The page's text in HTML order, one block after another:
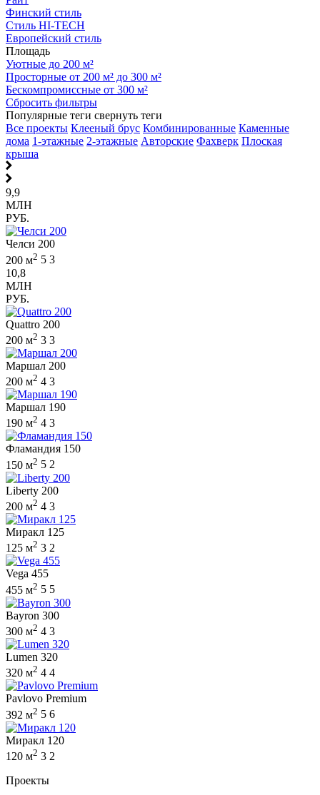
Финский стиль
Стиль HI-TECH
Европейский стиль
Площадь
Уютные до 200 м²
Просторные от 200 м² до 300 м²
Бескомпромиссные от 300 м²
Сбросить фильтры
Популярные теги свернуть теги
Все проекты Клееный брус Комбинированные Каменные
дома 1-этажные 2-этажные Авторские Фахверк Плоская
крыша
9,9
МЛН
РУБ.
Челси 200
200 м2 5 3
10,8
МЛН
РУБ.
Quattro 200
200 м2 3 3
Маршал 200
200 м2 4 3
Маршал 190
190 м2 4 3
Фламандия 150
150 м2 5 2
Liberty 200
200 м2 4 3
Миракл 125
125 м2 3 2
Vega 455
455 м2 5 5
Bayron 300
300 м2 4 3
Lumen 320
320 м2 4 4
Pavlovo Premium
392 м2 5 6
Миракл 120
120 м2 3 2
Проекты